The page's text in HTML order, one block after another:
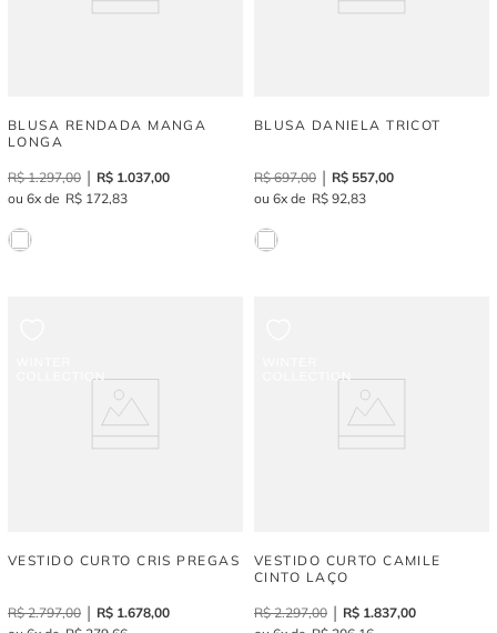
BLUSA RENDADA MANGA
LONGA
R$ 1.297,00 R$ 1.037,00
6
R$ 172,83
BLUSA DANIELA TRICOT
R$ 697,00 R$ 557,00
6
R$ 92,83
VESTIDO CURTO CRIS PREGAS
R$ 2.797,00 R$ 1.678,00
VESTIDO CURTO CAMILE
CINTO LAÇO
R$ 2.297,00 R$ 1.837,00